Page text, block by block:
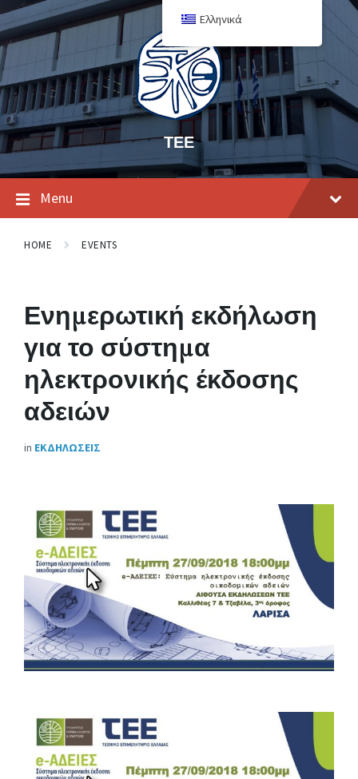
ΤΕΕ
Menu
HOME EVENTS
Ενημερωτική εκδήλωση
για το σύστημα
ηλεκτρονικής έκδοσης
αδειών
in ΕΚΔΗΛΩΣΕΙΣ
Ελληνικά